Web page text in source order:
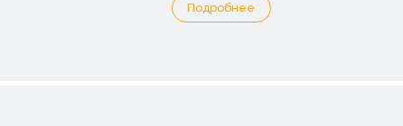
Подробнее